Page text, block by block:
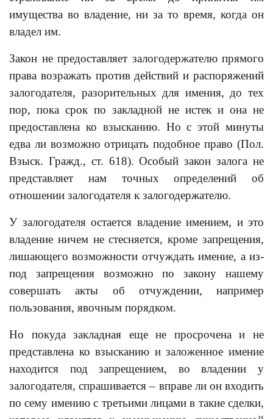
имущества во владение, ни за то время, когда он
владел им.
Закон не предоставляет залогодержателю прямого
права возражать против действий и распоряжений
залогодателя, разорительных для имения, до тех
пор, пока срок по закладной не истек и она не
предоставлена ко взысканию. Но с этой минуты
едва ли возможно отрицать подобное право (Пол.
Взыск. Гражд., ст. 618). Особый закон залога не
представляет нам точных определений об
отношении залогодателя к залогодержателю.
У залогодателя остается владение имением, и это
владение ничем не стесняется, кроме запрещения,
лишающего возможности отчуждать имение, а из-
под запрещения возможно по закону нашему
совершать акты об отчуждении, например
пользования, явочным порядком.
Но покуда закладная еще не просрочена и не
представлена ко взысканию и заложенное имение
находится под запрещением, во владении у
залогодателя, спрашивается – вправе ли он входить
по сему имению с третьими лицами в такие сделки,